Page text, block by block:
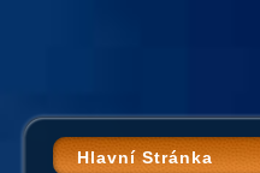
Hlavní Stránka